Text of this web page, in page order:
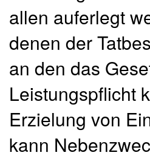
allen auferlegt
denen der
an den das
Leistungspflicht
Erzielung von
kann